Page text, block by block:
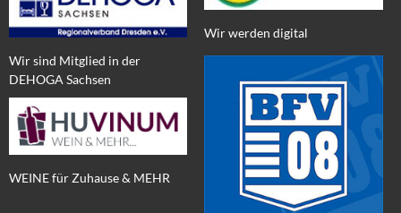
Wir sind Mitglied in der
DEHOGA Sachsen
WEINE für Zuhause & MEHR
Wir werden digital